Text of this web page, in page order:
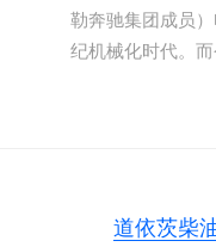
勒奔驰集团成员
纪机械化时代。
道依茨柴